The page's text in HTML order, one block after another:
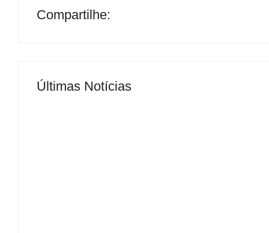
Compartilhe:
Últimas Notícias